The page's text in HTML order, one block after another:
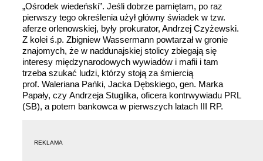
„Ośrodek wiedeński”. Jeśli dobrze pamiętam, po raz
pierwszy tego określenia użył główny świadek w tzw.
aferze orlenowskiej, były prokurator, Andrzej Czyżewski.
Z kolei ś.p. Zbigniew Wassermann powtarzał w gronie
znajomych, że w naddunajskiej stolicy zbiegają się
interesy międzynarodowych wywiadów i mafii i tam
trzeba szukać ludzi, którzy stoją za śmiercią
prof. Waleriana Pańki, Jacka Dębskiego, gen. Marka
Papały, czy Andrzeja Stuglika, oficera kontrwywiadu PRL
(SB), a potem bankowca w pierwszych latach III RP.
REKLAMA